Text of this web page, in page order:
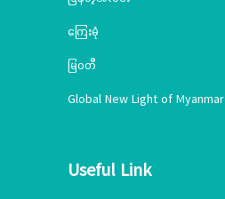
ကြေးမုံ
မြဝတီ
Global New Light of Myanmar
Useful Link